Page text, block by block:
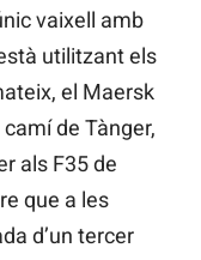
vaixell amb
utilitzant els
el Maersk
de Tànger,
als F35 de
que a les
d’un tercer